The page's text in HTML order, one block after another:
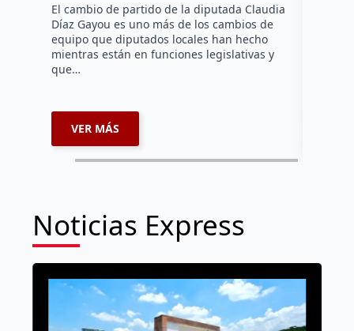
El cambio de partido de la diputada Claudia
Díaz Gayou es uno más de los cambios de
equipo que diputados locales han hecho
mientras están en funciones legislativas y
que…
VER MÁS
Noticias Express